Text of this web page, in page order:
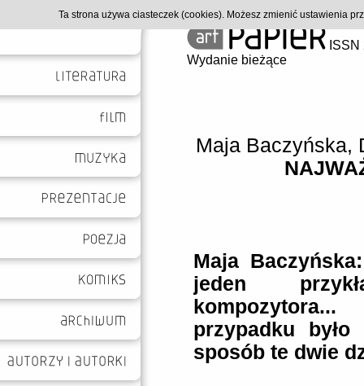
Wydanie bieżące
Maja Baczyńska,
Maja
jeden
przypadku
sposób te dwie
Ta strona używa ciasteczek (cookies). Możesz zmienić ustawienia